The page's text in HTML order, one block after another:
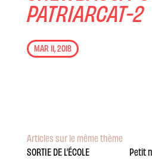
PATRIARCAT-2
MAR 11, 2018
Articles sur le même thème
SORTIE DE L’ÉCOLE
Petit